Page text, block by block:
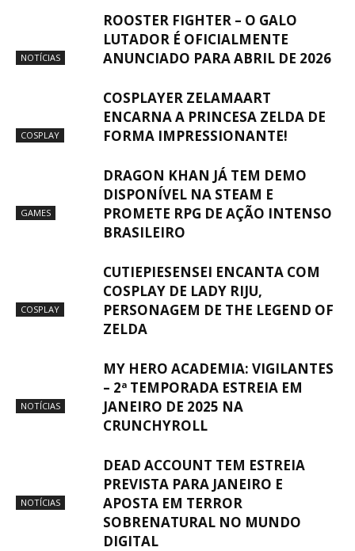
NOTÍCIAS
ROOSTER FIGHTER – O GALO
LUTADOR É OFICIALMENTE
ANUNCIADO PARA ABRIL DE 2026
COSPLAY
COSPLAYER ZELAMAART
ENCARNA A PRINCESA ZELDA DE
FORMA IMPRESSIONANTE!
GAMES
DRAGON KHAN JÁ TEM DEMO
DISPONÍVEL NA STEAM E
PROMETE RPG DE AÇÃO INTENSO
BRASILEIRO
COSPLAY
CUTIEPIESENSEI ENCANTA COM
COSPLAY DE LADY RIJU,
PERSONAGEM DE THE LEGEND OF
ZELDA
NOTÍCIAS
MY HERO ACADEMIA: VIGILANTES
– 2ª TEMPORADA ESTREIA EM
JANEIRO DE 2025 NA
CRUNCHYROLL
NOTÍCIAS
DEAD ACCOUNT TEM ESTREIA
PREVISTA PARA JANEIRO E
APOSTA EM TERROR
SOBRENATURAL NO MUNDO
DIGITAL